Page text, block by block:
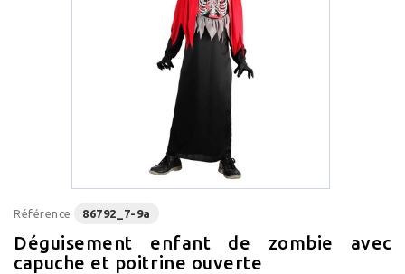
Référence 86792_7-9a
Déguisement enfant de zombie avec
capuche et poitrine ouverte